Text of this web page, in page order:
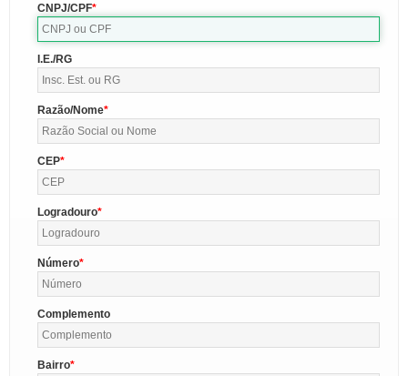
CNPJ/CPF
I.E./RG
Razão/Nome
CEP
Logradouro
Número
Complemento
Bairro